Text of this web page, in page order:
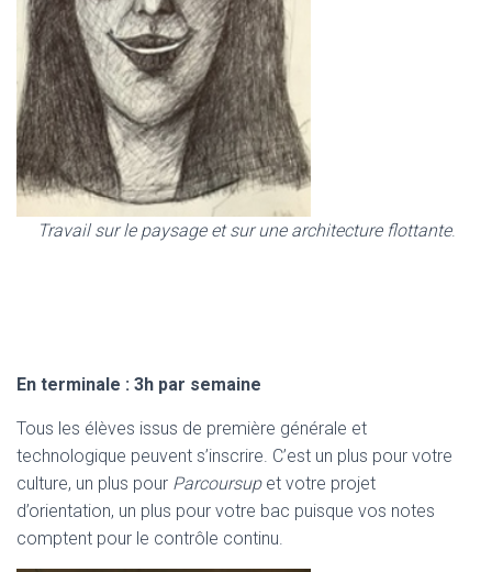
Travail sur le paysage et sur une architecture flottante.
En terminale : 3h par semaine
Tous les élèves issus de première générale et
technologique peuvent s’inscrire. C’est un plus pour votre
culture, un plus pour Parcoursupet votre projet
d’orientation, un plus pour votre bac puisque vos notes
comptent pour le contrôle continu.